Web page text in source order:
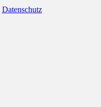
Datenschutz